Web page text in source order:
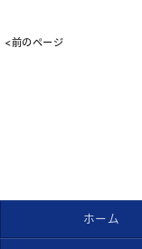
<前のページ
ホーム